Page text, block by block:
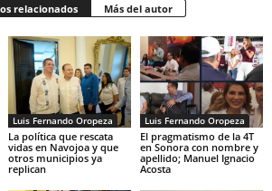
relacionados Más del autor
Luis Fernando Oropeza
La política que rescata
vidas en Navojoa y que
otros municipios ya
replican
Luis Fernando Oropeza
El pragmatismo de la 4T
en Sonora con nombre y
apellido; Manuel Ignacio
Acosta